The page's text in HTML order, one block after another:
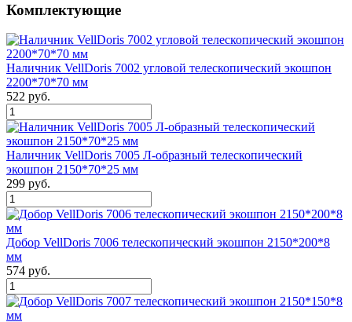
Комплектующие
Наличник VellDoris 7002 угловой телескопический экошпон
2200*70*70 мм
522 руб.
Наличник VellDoris 7005 Л-образный телескопический
экошпон 2150*70*25 мм
299 руб.
Добор VellDoris 7006 телескопический экошпон 2150*200*8
мм
574 руб.